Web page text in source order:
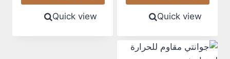
Quick view
Quick view